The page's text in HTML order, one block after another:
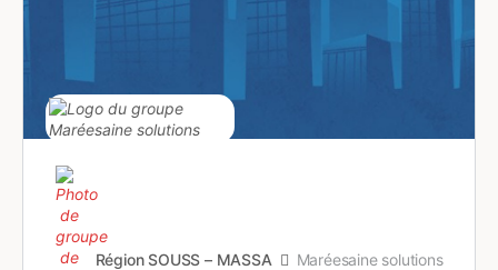
Région SOUSS – MASSA Maréesaine solutions